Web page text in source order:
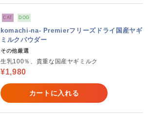
CAT DOG
komachi-na- Premierフリーズドライ国産ヤギ
ミルクパウダー
その他厳選
生乳100％、貴重な国産ヤギミルク
¥1,980
カートに入れる